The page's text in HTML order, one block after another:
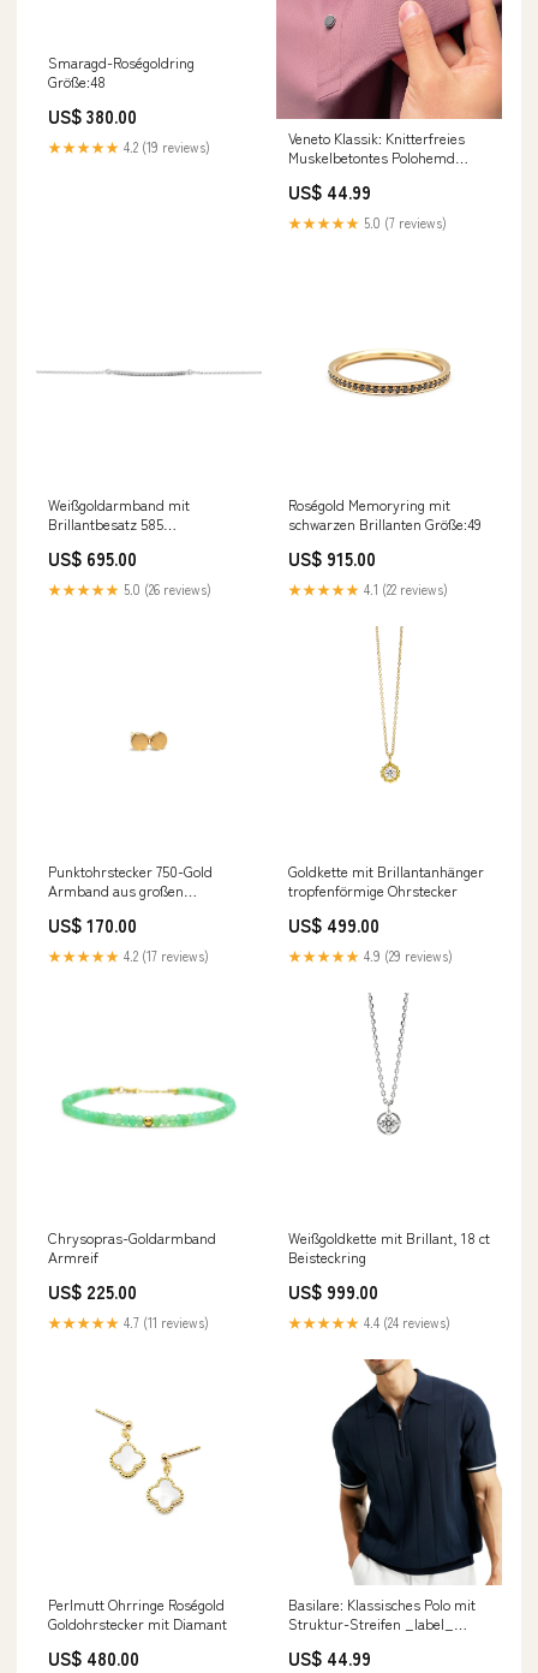
Smaragd-Roségoldring
Größe:48
US$ 380.00
★★★★★ 4.2 (19 reviews)
Veneto Klassik: Knitterfreies
Muskelbetontes Polohemd
US$ 44.99
★★★★★ 5.0 (7 reviews)
Weißgoldarmband mit
Brillantbesatz 585
US$ 695.00
★★★★★ 5.0 (26 reviews)
Roségold Memoryring mit
schwarzen Brillanten Größe:49
US$ 915.00
★★★★★ 4.1 (22 reviews)
Punktohrstecker 750-Gold
Armband aus großen
US$ 170.00
★★★★★ 4.2 (17 reviews)
Goldkette mit Brillantanhänger
tropfenförmige Ohrstecker
US$ 499.00
★★★★★ 4.9 (29 reviews)
Chrysopras-Goldarmband
Armreif
US$ 225.00
★★★★★ 4.7 (11 reviews)
Weißgoldkette mit Brillant, 18 ct
Beisteckring
US$ 999.00
★★★★★ 4.4 (24 reviews)
Perlmutt Ohrringe Roségold
Goldohrstecker mit Diamant
US$ 480.00
Basilare: Klassisches Polo mit
Struktur-Streifen _label_
US$ 44.99